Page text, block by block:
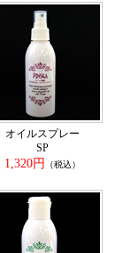
オイルスプレー
SP
1,320円
（税込）